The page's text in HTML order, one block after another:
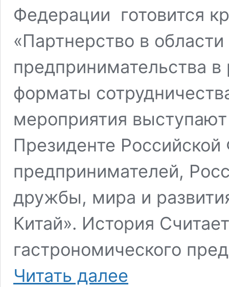
Федерации готовится
«Партнерство в
предпринимательства
форматы
мероприятия
Президенте
предпринимателей,
дружбы, мира и
Китай». История
гастрономического
Читать далее